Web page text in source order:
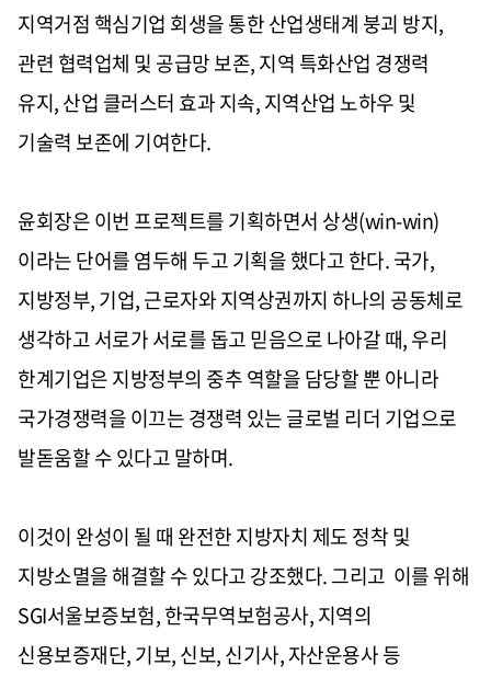
지역거점 핵심기업 회생을 통한 산업생태계 붕괴 방지,
관련 협력업체 및 공급망 보존, 지역 특화산업 경쟁력
유지, 산업 클러스터 효과 지속, 지역산업 노하우 및
기술력 보존에 기여한다.
윤회장은 이번 프로젝트를 기획하면서 상생(win-win)
이라는 단어를 염두해 두고 기획을 했다고 한다. 국가,
지방정부, 기업, 근로자와 지역상권까지 하나의 공동체로
생각하고 서로가 서로를 돕고 믿음으로 나아갈 때, 우리
한계기업은 지방정부의 중추 역할을 담당할 뿐 아니라
국가경쟁력을 이끄는 경쟁력 있는 글로벌 리더 기업으로
발돋움할 수 있다고 말하며.
이것이 완성이 될 때 완전한 지방자치 제도 정착 및
지방소멸을 해결할 수 있다고 강조했다. 그리고 이를 위해
SGI서울보증보험, 한국무역보험공사, 지역의
신용보증재단, 기보, 신보, 신기사, 자산운용사 등